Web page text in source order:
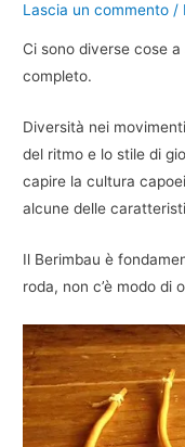
Lascia un commento /
Ci sono diverse cose
completo.
Diversità nei
del ritmo e lo stile di
capire la cultura
alcune delle
Il Berimbau è
roda, non c’è modo di